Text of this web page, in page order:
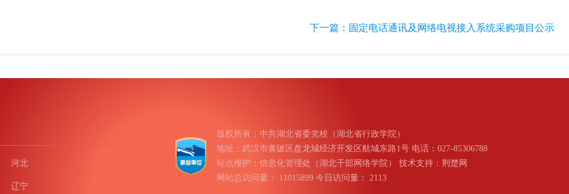
下一篇： 固定电话通讯及网络电视接入系统采购项目公示
河北
辽宁
版权所有：中共湖北省委党校（湖北省行政学院）
地址：武汉市黄陂区盘龙城经济开发区航城东路1号 电话：027-85306788
站点维护：信息化管理处（湖北干部网络学院） 技术支持：荆楚网
网站总访问量： 11015899 今日访问量： 2113